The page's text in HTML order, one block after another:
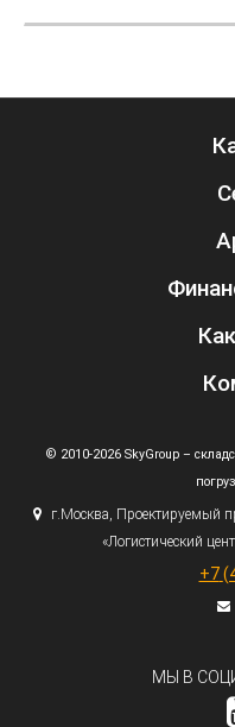
© 2010-2026 SkyGroup –
г. Москва, Проектируемый
«Логистический
+7
МЫ В